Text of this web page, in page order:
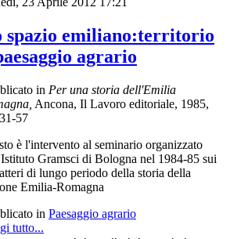
spazio emiliano:territorio
agrario
in Per una storia dell'Emilia
Ancona, Il Lavoro editoriale, 1985,
57
è l'intervento al seminario organizzato
Gramsci di Bologna nel 1984-85 sui
di lungo periodo della storia della
Emilia-Romagna
in Paesaggio agrario
tutto...